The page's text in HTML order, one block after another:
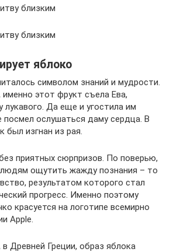
близким
близким
яблоко
символом знаний и мудрости.
этот фрукт съела Ева,
лукавого. Да еще и угостила им
ослушаться даму сердца. В
был изгнан из рая.
приятных сюрпризов. По поверью,
ощутить жажду познания – то
результатом которого стал
прогресс. Именно поэтому
красуется на логотипе всемирно
Apple.
Древней Греции, образ яблока